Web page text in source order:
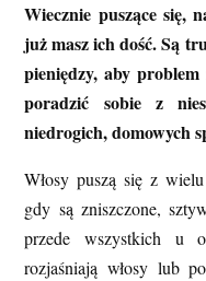
Wiecznie puszące się,
już masz ich dość. Są
pieniędzy, aby
poradzić sobie z
niedrogich, domowych
Włosy puszą się z
gdy są zniszczone,
przede wszystkich u
rozjaśniają włosy lub